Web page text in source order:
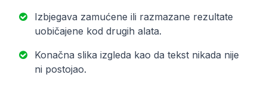
Izbjegava zamućene ili razmazane rezultate
uobičajene kod drugih alata.
Konačna slika izgleda kao da tekst nikada nije
ni postojao.